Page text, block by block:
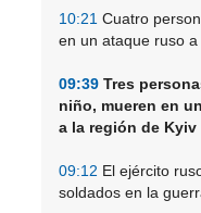
10:21 Cuatro
en un ataque ruso a
09:39 Tres
niño, mueren en
a la región de Kyiv
09:12 El ejército
soldados en la